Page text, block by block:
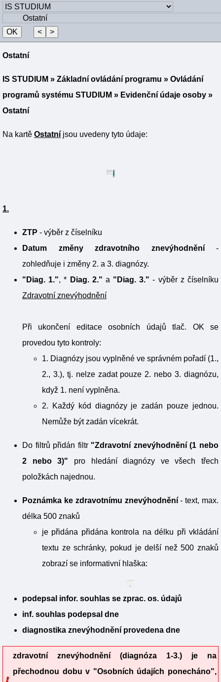
Ostatní
IS STUDIUM » Základní ovládání programu » Ovládání
programů systému STUDIUM » Evidenční údaje osoby »
Ostatní
Na kartě Ostatní jsou uvedeny tyto údaje:
1.
ZTP - výběr z číselníku
Datum změny zdravotního znevýhodnění-
zohledňuje i změny 2. a 3. diagnózy.
"Diag. 1.", * Diag. 2." a "Diag. 3." - výběr z číselníku
Zdravotní znevýhodnění
Při ukončení editace osobních údajů tlač. OK se
provedou tyto kontroly:
1. Diagnózy jsou vyplněné ve správném pořadí (1.,
2., 3.), tj. nelze zadat pouze 2. nebo 3. diagnózu,
když 1. není vyplněna.
2. Každý kód diagnózy je zadán pouze jednou.
Nemůže být zadán vícekrát.
Do filtrů přidán filtr "Zdravotní znevýhodnění (1 nebo
2 nebo 3)" pro hledání diagnózy ve všech třech
položkách najednou.
Poznámka ke zdravotnímu znevýhodnění- text, max.
délka 500 znaků
je přidána přidána kontrola na délku při vkládání
textu ze schránky, pokud je delší než 500 znaků
zobrazí se informativní hlaška:
podepsal infor. souhlas se zprac. os. údajů
inf. souhlas podepsal dne
diagnostika znevýhodnění provedena dne
zdravotní znevýhodnění (diagnóza 1-3.) je na
přechodnou dobu v "Osobních údajích ponecháno",